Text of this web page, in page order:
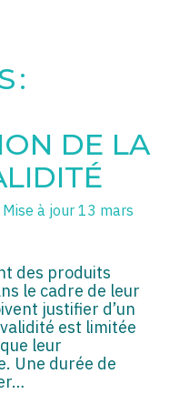
:
DE LA
Mise à jour 13 mars
des produits
le cadre de leur
justifier d’un
est limitée
leur
Une durée de